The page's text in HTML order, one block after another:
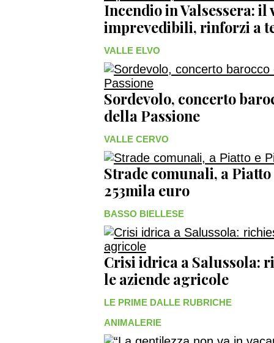
Incendio in Valsessera: il
imprevedibili, rinforzi a
VALLE ELVO
Sordevolo, concerto
della Passione
VALLE CERVO
Strade comunali, a
253mila euro
BASSO BIELLESE
Crisi idrica a Salussola:
le aziende agricole
LE PRIME DALLE RUBRICHE
ANIMALERIE